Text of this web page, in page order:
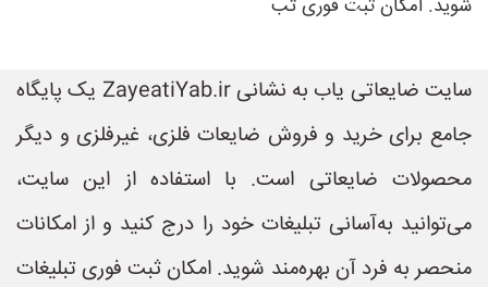
شوید. امکان ثبت فوری تب
سایت ضایعاتی یاب به نشانی ZayeatiYab.ir یک پایگاه
جامع برای خرید و فروش ضایعات فلزی، غیرفلزی و دیگر
محصولات ضایعاتی است. با استفاده از این سایت،
می‌توانید به‌آسانی تبلیغات خود را درج کنید و از امکانات
منحصر به فرد آن بهره‌مند شوید. امکان ثبت فوری تبلیغات